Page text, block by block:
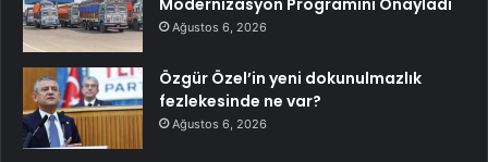
Ağustos 6, 2026
Özgür Özel’in yeni dokunulmazlık
fezlekesinde ne var?
Ağustos 6, 2026